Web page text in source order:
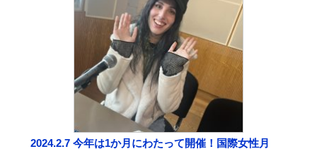
2024.2.7 今年は1か月にわたって開催！国際女性月